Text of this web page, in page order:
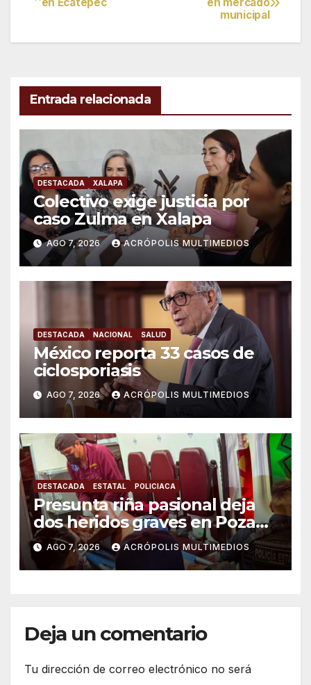
municipal
Entrada relacionada
DESTACADA XALAPA
Colectivo exige justicia por
caso Zulma en Xalapa
AGO 7, 2026 ACRÓPOLIS MULTIMEDIOS
DESTACADA NACIONAL SALUD
México reporta 33 casos de
ciclosporiasis
AGO 7, 2026 ACRÓPOLIS MULTIMEDIOS
DESTACADA ESTATAL POLICIACA
Presunta riña pasional deja
dos heridos graves en Poza
Rica
AGO 7, 2026 ACRÓPOLIS MULTIMEDIOS
Deja un comentario
Tu dirección de correo electrónico no será